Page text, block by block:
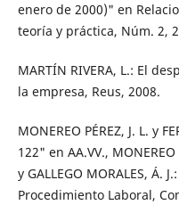
enero de 2000)" en
teoría y práctica, Núm. 2,
MARTÍN RIVERA, L.: El
la empresa, Reus, 2008.
MONEREO PÉREZ, J. L. y
122" en AA.VV.,
y GALLEGO MORALES, Á.
Procedimiento Laboral,